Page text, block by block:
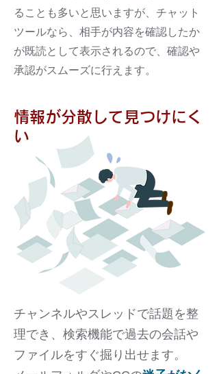
ることも多いと思いますが、チャット
ツールなら、相手が内容を確認したか
が既読として表示されるので、確認や
承認がスムーズに行えます。
情報が分散して見つけにく
い
チャンネルやスレッドで話題を整
理でき、検索機能で過去の会話や
ファイルをすぐ掘り出せます。